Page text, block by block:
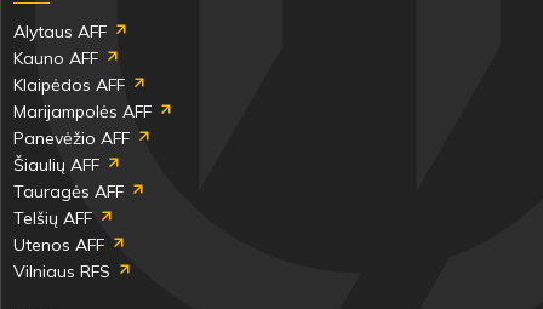
Alytaus AFF
Kauno AFF
Klaipėdos AFF
Marijampolės AFF
Panevėžio AFF
Šiaulių AFF
Tauragės AFF
Telšių AFF
Utenos AFF
Vilniaus RFS